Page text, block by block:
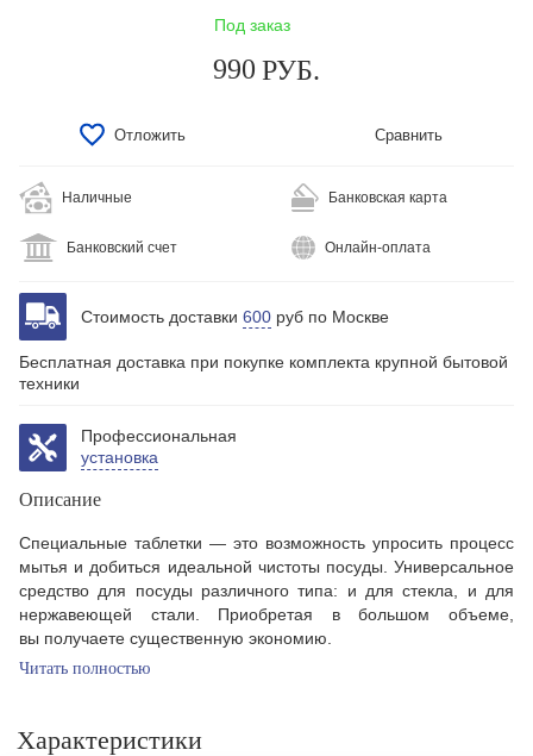
Под заказ
990 РУБ.
Отложить Сравнить
Наличные Банковская карта
Банковский счет Онлайн-оплата
Стоимость доставки 600 руб по Москве
Бесплатная доставка при покупке комплекта крупной бытовой
техники
Профессиональная
установка
Описание
Специальные таблетки — это возможность упросить процесс
мытья и добиться идеальной чистоты посуды. Универсальное
средство для посуды различного типа: и для стекла, и для
нержавеющей стали. Приобретая в большом объеме,
вы получаете существенную экономию.
Читать полностью
Характеристики